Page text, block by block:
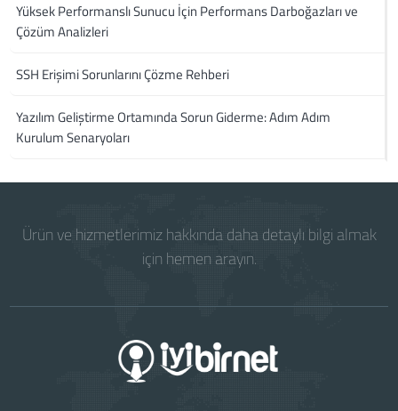
Yüksek Performanslı Sunucu İçin Performans Darboğazları ve
Çözüm Analizleri
SSH Erişimi Sorunlarını Çözme Rehberi
Yazılım Geliştirme Ortamında Sorun Giderme: Adım Adım
Kurulum Senaryoları
Ürün ve hizmetlerimiz hakkında daha detaylı bilgi almak
için hemen arayın.